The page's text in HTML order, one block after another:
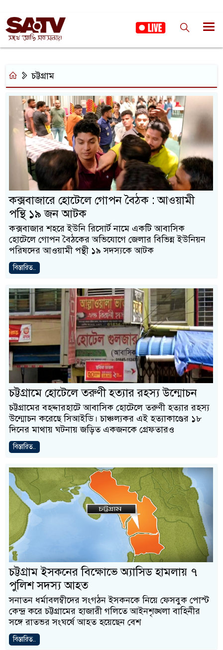
চট্টগ্রাম
কক্সবাজারে হোটেলে গোপন বৈঠক : আওয়ামী
পন্থি ১৯ জন আটক
কক্সবাজার শহরে ইউনি রিসোর্ট নামে একটি আবাসিক
হোটেলে গোপন বৈঠকের অভিযোগে জেলার বিভিন্ন ইউনিয়ন
পরিষদের আওয়ামী পন্থী ১৯ সদস্যকে আটক
বিস্তারিত..
চট্টগ্রামে হোটেলে তরুণী হত্যার রহস্য উন্মোচন
চট্টগ্রামের বহদ্দারহাটে আবাসিক হোটেলে তরুণী হত্যার রহস্য
উন্মোচন করেছে সিআইডি। চাঞ্চল্যকর এই হত্যাকাণ্ডের ১৮
দিনের মাথায় ঘটনায় জড়িত একজনকে গ্রেফতারও
বিস্তারিত..
চট্টগ্রাম ইসকনের বিক্ষোভে অ্যাসিড হামলায় ৭
পুলিশ সদস্য আহত
সনাতন ধর্মাবলম্বীদের সংগঠন ইসকনকে নিয়ে ফেসবুক পোস্ট
কেন্দ্র করে চট্টগ্রামের হাজারী গলিতে আইনশৃঙ্খলা বাহিনীর
সঙ্গে রাতভর সংঘর্ষে আহত হয়েছেন বেশ
বিস্তারিত..